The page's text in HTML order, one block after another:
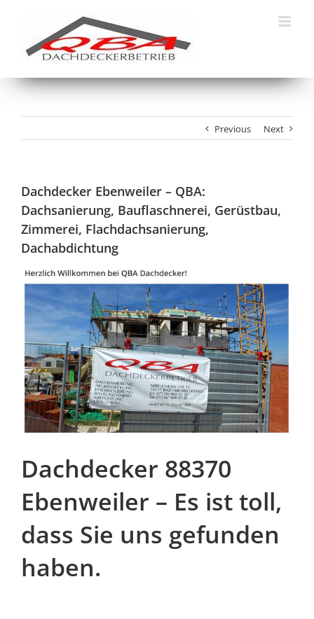
Previous Next
Dachdecker Ebenweiler – QBA:
Dachsanierung, Bauflaschnerei, Gerüstbau,
Zimmerei, Flachdachsanierung,
Dachabdichtung
Dachdecker 88370
Ebenweiler – Es ist toll,
dass Sie uns gefunden
haben.